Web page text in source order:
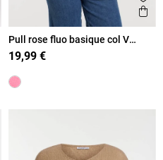
aux favoris
rapide
Pull rose fluo basique col V
femme
19,99 €